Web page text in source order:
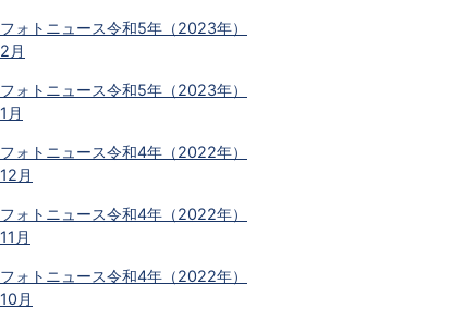
フォトニュース令和5年（2023年）
2月
フォトニュース令和5年（2023年）
1月
フォトニュース令和4年（2022年）
12月
フォトニュース令和4年（2022年）
11月
フォトニュース令和4年（2022年）
10月